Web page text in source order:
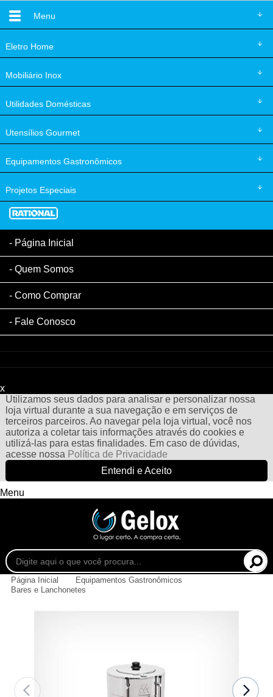
Menu
EletroHome
MobiliárioInox
UtilidadesDomésticas
UtensíliosGourmet
EquipamentosGastronômicos
ProjetosEspeciais
Página Inicial
Quem Somos
Como Comprar
Fale Conosco
x
Utilizamos seus dados para analisar e personalizar nossa
loja virtual durante a sua navegação e em serviços de
terceiros parceiros. Ao navegar pela loja virtual, você nos
autoriza a coletar tais informações através do cookies e
utilizá-las para estas finalidades. Em caso de dúvidas,
acesse nossa Política de Privacidade
Entendi e Aceito
Menu
Página Inicial
Equipamentos Gastronômicos
Bares e Lanchonetes